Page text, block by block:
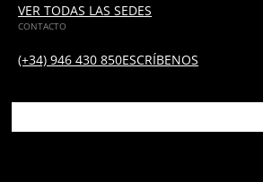
VER TODAS LAS SEDES
CONTACTO
(+34) 946 430 850ESCRÍBENOS